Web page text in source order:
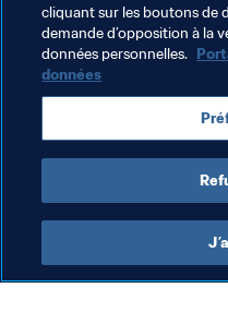
Le prix FIFA pour la
recommandations
racisme et la
en cours de mise en
tels que le soutien apporté
dans leur lutte
cliquant sur les boutons de
demande d’opposition à la
données personnelles.
données